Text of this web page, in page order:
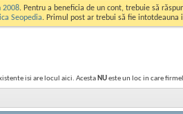
2008. Pentru a beneficia de un cont, trebuie să
Seopedia. Primul post ar trebui să fie intotdeauna
isi are locul aici. Acesta NUeste un loc in care